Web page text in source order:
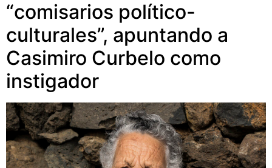
“comisarios político-
culturales”, apuntando a
Casimiro Curbelo como
instigador